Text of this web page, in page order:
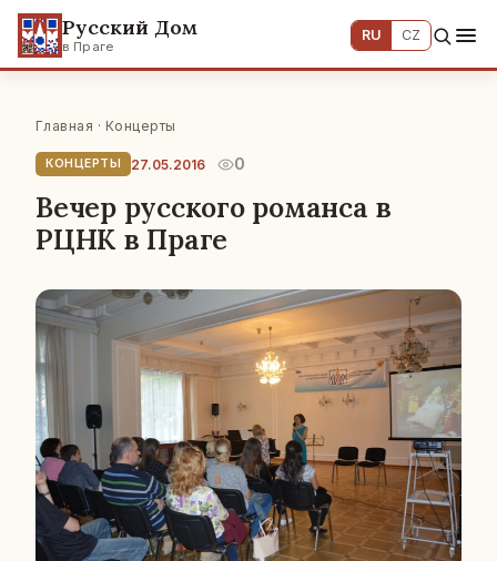
Русский Дом
в Праге
RU CZ
Главная · Концерты
КОНЦЕРТЫ 27.05.2016 0
Вечер русского романса в
РЦНК в Праге